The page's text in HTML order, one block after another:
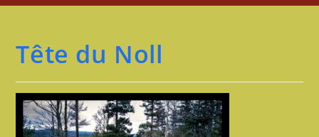
Tête du Noll